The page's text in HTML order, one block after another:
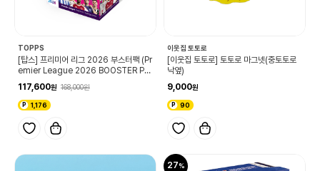
TOPPS
[탑스] 프리미어 리그 2026 부스터팩 (Pr
emier League 2026 BOOSTER PA
117,600 168,000
1,176
이웃집 토토로
[이웃집 토토로] 토토로 마그넷(중토토로
낙옆)
9,000
90
27